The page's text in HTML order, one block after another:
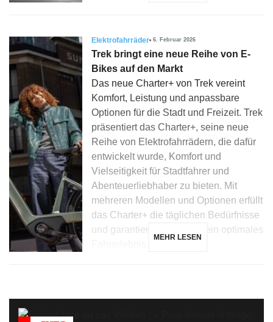
Elektrofahrräder 6. Februar 2026
Trek bringt eine neue Reihe von E-
Bikes auf den Markt
Das neue Charter+ von Trek vereint
Komfort, Leistung und anpassbare
Optionen für die Stadt und Freizeit. Trek
präsentiert das Charter+, seine neue
Reihe von Elektrofahrrädern, die dafür
entwickelt wurde, Komfort und
Vielseitigkeit für Stadtfahrer und
Abenteuerliebhaber zu bieten. Mit
mehreren Modellen und Optionen erfüllt
das Charter+ die täglichen Bedürfnisse
und garantiert gleichzeitig ein optimales
MEHR LESEN